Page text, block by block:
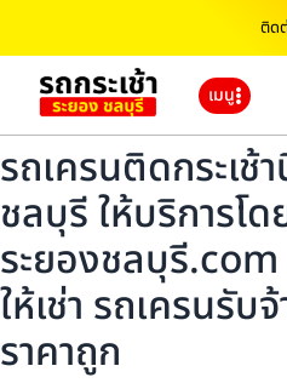
ติด
เมนู
รถเครนติดกระเช้
ชลบุรี ให้บริการโด
ระยองชลบุรี.com
ให้เช่า รถเครนรับ
ราคาถูก